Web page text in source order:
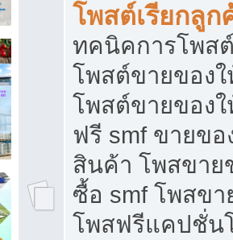
โพสต์เรียกลูก
ทคนิคการโพส
โพสต์ขายของ
โพสต์ขายของ
ฟรี smf ขายข
สินค้า โพสขาย
ซื้อ smf โพสข
โพสฟรีแคปชั่น